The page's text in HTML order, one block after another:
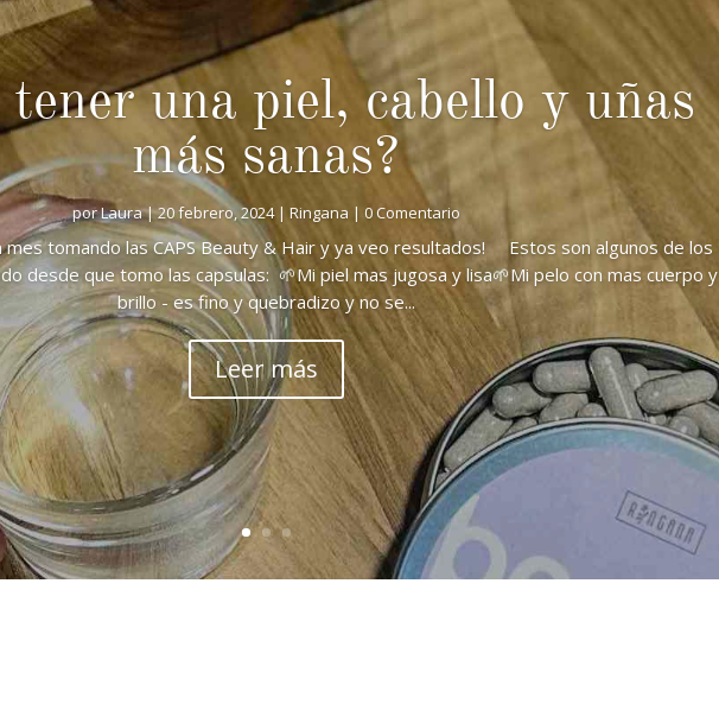
tener una piel, cabello y uñas
más sanas?
porLaura|20 febrero, 2024| Ringana | 0 Comentario
mes tomando las CAPS Beauty & Hair y ya veo resultados! Estos son algunos de los
desde que tomo las capsulas: 🌱Mi piel mas jugosa y lisa🌱Mi pelo con mas cuerpo y
brillo - es fino y quebradizo y no se...
Leer más